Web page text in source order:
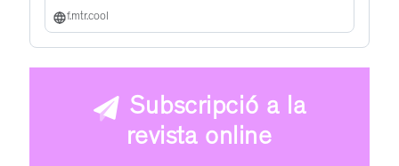
f.mtr.cool
Subscripció a la
revista online